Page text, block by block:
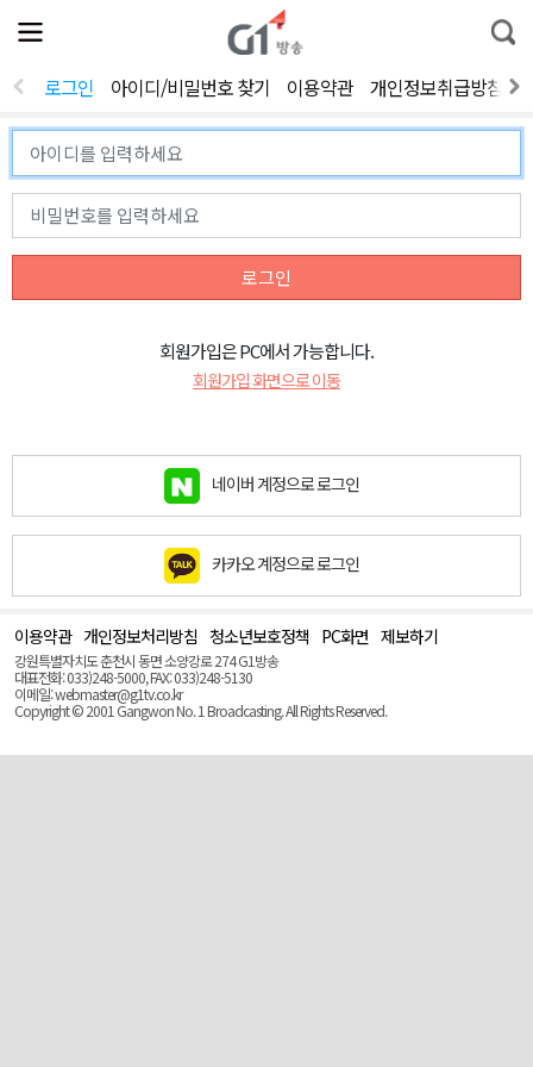
전
체
뉴
열
통
합
색
로그인 아이디/비밀번호 찾기 이용약관 개인정보취급방침
로그인
회원가입은 PC에서 가능합니다.
회원가입 화면으로 이동
네이버 계정으로 로그인
카카오 계정으로 로그인
이용약관 개인정보처리방침 청소년보호정책 PC화면 제보하기
강원특별자치도 춘천시 동면 소양강로 274 G1방송
대표전화: 033)248-5000, FAX: 033)248-5130
이메일: webmaster@g1tv.co.kr
Copyright © 2001 Gangwon No. 1 Broadcasting. All Rights Reserved.